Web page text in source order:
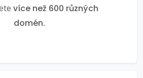
více než 600 různých
domén.